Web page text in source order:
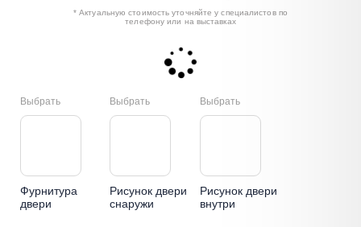
* Актуальную стоимость уточняйте у специалистов по
телефону или на выставках
Выбрать
Фурнитура
двери
Выбрать
Рисунок двери
снаружи
Выбрать
Рисунок двери
внутри